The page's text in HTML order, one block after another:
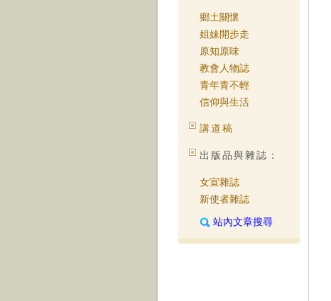
鄉土關懷
姐妹開步走
原知原味
教會人物誌
青年青不輕
信仰與生活
講道稿
出版品與雜誌：
女宣雜誌
新使者雜誌
站內文章搜尋